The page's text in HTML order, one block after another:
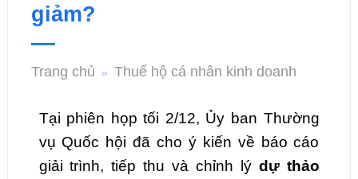
giảm?
Trang chủ » Thuế hộ cá nhân kinh doanh
Tại phiên họp tối 2/12, Ủy ban Thường
vụ Quốc hội đã cho ý kiến về báo cáo
giải trình, tiếp thu và chỉnh lý dự thảo